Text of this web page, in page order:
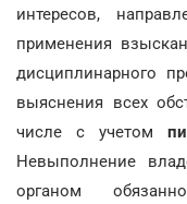
интересов,
применения
дисциплинарного
выяснения всех
числе с учетом
Невыполнение
органом